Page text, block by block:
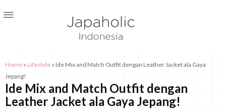
Home » Lifestyle » Ide Mix and Match Outfit dengan Leather Jacket ala Gaya
Jepang!
Ide Mix and Match Outfit dengan
Leather Jacket ala Gaya Jepang!